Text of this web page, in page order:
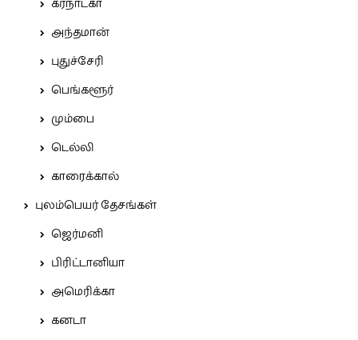
கர்நாடகா
அந்தமான்
புதுச்சேரி
பெங்களூர்
மும்பை
டெல்லி
காரைக்கால்
புலம்பெயர் தேசங்கள்
ஜெர்மனி
பிரிட்டானியா
அமெரிக்கா
கனடா